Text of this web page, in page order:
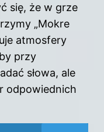
się, że w grze
„Mokre
atmosfery
przy
słowa, ale
odpowiednich